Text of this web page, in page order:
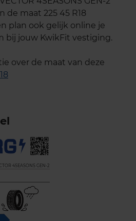
de maat 225 45 R18
plan ook gelijk online je
bij jouw KwikFit vestiging.
over de maat van deze
4SEASONS GEN-2